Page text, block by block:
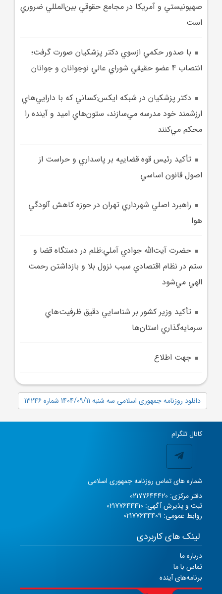
صهيونيستي و آمريکا در مجامع حقوقي بين‌المللي ضروري
است
با صدور حکمي ازسوي دکتر پزشکيان صورت گرفت؛
انتصاب 4 عضو حقيقي شوراي عالي نوجوانان و جوانان
دکتر پزشکيان در شبکه ايکس:کساني که با دارايي‌هاي
ارزشمند خود مدرسه مي‌سازند، ستون‌هاي اميد و آينده را
محکم مي‌کنند
تأکيد رئيس قوه قضاييه بر پاسداري و حراست از
اصول قانون اساسي
راهبرد اصلي شهرداري تهران در حوزه کاهش آلودگي
هوا
حضرت آيت‌الله جوادي آملي:ظلم در دستگاه قضا و
ستم در نظام اقتصادي سبب نزول بلا و بازداشتن رحمت
الهي مي‌شود
تأکيد وزير کشور بر شناسايي دقيق ظرفيت‌هاي
سرمايه‌گذاري استان‌ها
جهت اطلاع
دانلود روزنامه جمهوری اسلامی سه شنبه 1404/09/11 شماره 13246
کانال تلگرام
شماره های تماس روزنامه جمهوری اسلامی
دفتر مرکزی: 02177644420
ثبت و پذیرش آگهی: 02177644410
روابط عمومی: 02177644409
لینک های کاربردی
درباره ما
تماس با ما
برنامه‌های آینده